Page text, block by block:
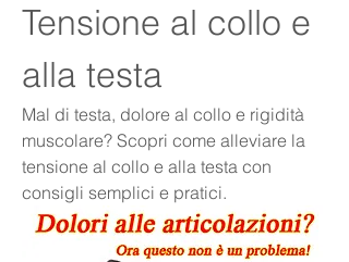
Tensione al collo e
alla testa
Mal di testa, dolore al collo e rigidità
muscolare? Scopri come alleviare la
tensione al collo e alla testa con
consigli semplici e pratici.